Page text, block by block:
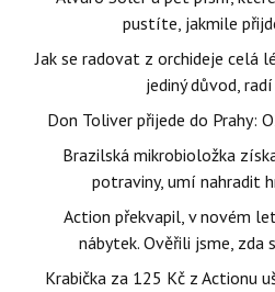
pustíte, jakmile
Jak se radovat z orchideje celá
jediný důvod,
Don Toliver přijede do Prahy:
Brazilská mikrobioložka
potraviny, umí nahradit
Action překvapil, v novém
nábytek. Ověřili jsme, zda
Krabička za 125 Kč z Actionu